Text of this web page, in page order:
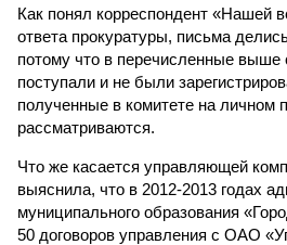
Как понял корреспондент «Нашей
ответа прокуратуры, письма
потому что в перечисленные выше
поступали и не были
полученные в комитете на личном
рассматриваются.
Что же касается управляющей
выяснила, что в 2012-2013 годах
муниципального образования
50 договоров управления с ОАО